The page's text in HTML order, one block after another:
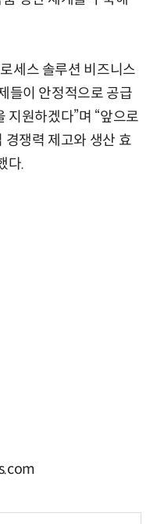
세스 솔루션 비즈니스
들이 안정적으로 공급
지원하겠다”며 “앞으로
경쟁력 제고와 생산 효
다.